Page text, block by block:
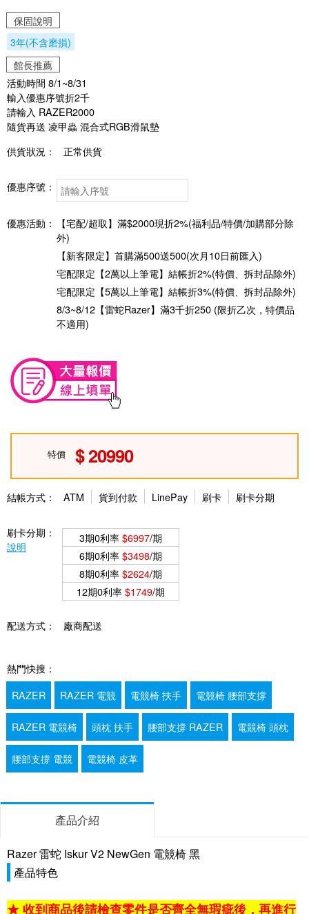
保固說明
3年(不含磨損)
館長推薦
活動時間 8/1~8/31
輸入優惠序號折2千
請輸入 RAZER2000
隨貨再送 凌甲蟲 混合式RGB滑鼠墊
供貨狀況：
正常供貨
優惠序號：
優惠活動：
【宅配/超取】滿$2000現折2%(福利品/特價/加購部分除
外)
【新客限定】首購滿500送500(次月10日前匯入)
宅配限定【2萬以上筆電】結帳折2%(特價、拆封品除外)
宅配限定【5萬以上筆電】結帳折3%(特價、拆封品除外)
8/3~8/12【雷蛇Razer】滿3千折250 (限折乙次，特價品
不適用)
特價 20990
結帳方式： ATM 貨到付款 LinePay 刷卡 刷卡分期
刷卡分期：
說明
3期0利率$6997/期
6期0利率$3498/期
8期0利率$2624/期
12期0利率$1749/期
配送方式： 廠商配送
熱門快搜：
RAZER
RAZER 電競 電競椅 扶手 電競椅 腰部支撐
RAZER 電競椅 頭枕 扶手 腰部支撐 RAZER 電競椅 頭枕
腰部支撐 電競 電競椅 皮革
產品介紹
Razer 雷蛇 Iskur V2 NewGen 電競椅 黑
產品特色
★ 收到商品後請檢查零件是否齊全無瑕疵後，再進行